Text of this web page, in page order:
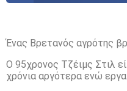
Ένας Βρετανός αγρότης
Ο 95χρονος Τζέιμς Στιλ
χρόνια αργότερα ενώ